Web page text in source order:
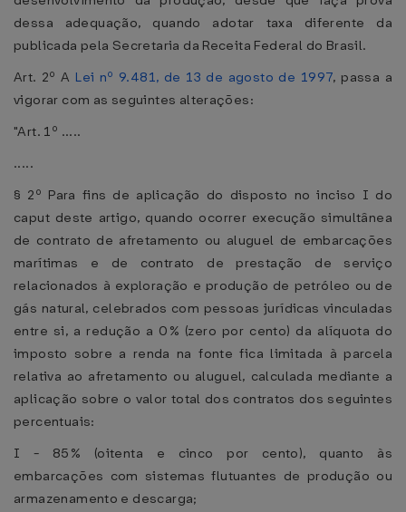
dessa adequação, quando adotar taxa diferente da
publicada pela Secretaria da Receita Federal do Brasil.
Art. 2º A Lei nº 9.481, de 13 de agosto de 1997, passa a
vigorar com as seguintes alterações:
"Art. 1º .....
.....
§ 2º Para fins de aplicação do disposto no inciso I do
caput deste artigo, quando ocorrer execução simultânea
de contrato de afretamento ou aluguel de embarcações
marítimas e de contrato de prestação de serviço
relacionados à exploração e produção de petróleo ou de
gás natural, celebrados com pessoas jurídicas vinculadas
entre si, a redução a 0% (zero por cento) da alíquota do
imposto sobre a renda na fonte fica limitada à parcela
relativa ao afretamento ou aluguel, calculada mediante a
aplicação sobre o valor total dos contratos dos seguintes
percentuais:
I - 85% (oitenta e cinco por cento), quanto às
embarcações com sistemas flutuantes de produção ou
armazenamento e descarga;